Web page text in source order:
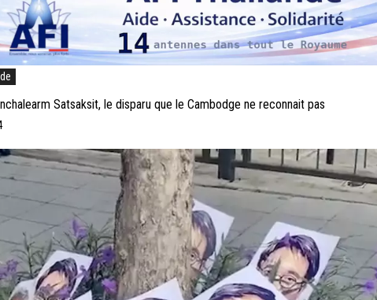
Thaïlande
Satsaksit, le disparu que le Cambodge ne reconnait pas